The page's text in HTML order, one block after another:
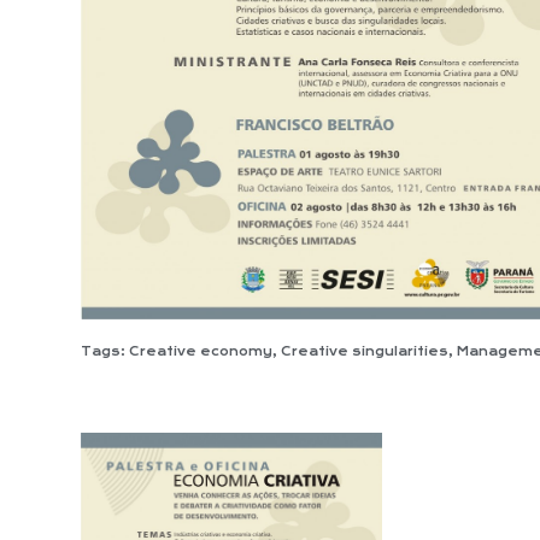
Tags: Creative economy,Creative singularities,